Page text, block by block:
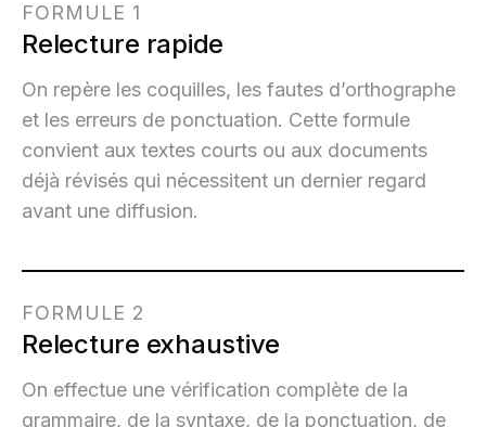
FORMULE 1
Relecture rapide
On repère les coquilles, les fautes d’orthographe
et les erreurs de ponctuation. Cette formule
convient aux textes courts ou aux documents
déjà révisés qui nécessitent un dernier regard
avant une diffusion.
FORMULE 2
Relecture exhaustive
On effectue une vérification complète de la
grammaire, de la syntaxe, de la ponctuation, de